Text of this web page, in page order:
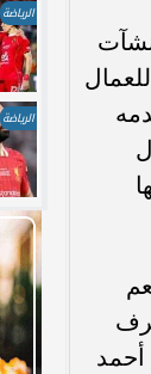
أحمد
الرياضة
الرياضة